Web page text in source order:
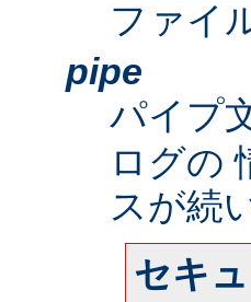
ファイ
pipe
パイプ
ログの
スが続
セキ